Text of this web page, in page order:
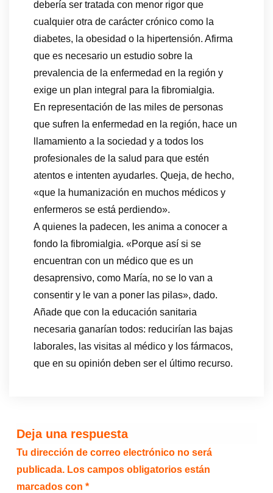
debería ser tratada con menor rigor que
cualquier otra de carácter crónico como la
diabetes, la obesidad o la hipertensión. Afirma
que es necesario un estudio sobre la
prevalencia de la enfermedad en la región y
exige un plan integral para la fibromialgia.
En representación de las miles de personas
que sufren la enfermedad en la región, hace un
llamamiento a la sociedad y a todos los
profesionales de la salud para que estén
atentos e intenten ayudarles. Queja, de hecho,
«que la humanización en muchos médicos y
enfermeros se está perdiendo».
A quienes la padecen, les anima a conocer a
fondo la fibromialgia. «Porque así si se
encuentran con un médico que es un
desaprensivo, como María, no se lo van a
consentir y le van a poner las pilas», dado.
Añade que con la educación sanitaria
necesaria ganarían todos: reducirían las bajas
laborales, las visitas al médico y los fármacos,
que en su opinión deben ser el último recurso.
Deja una respuesta
Tu dirección de correo electrónico no será
publicada. Los campos obligatorios están
marcados con *